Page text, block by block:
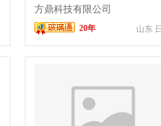
炉,方鼎夹胶炉
方鼎科技有限公司
山东
20年